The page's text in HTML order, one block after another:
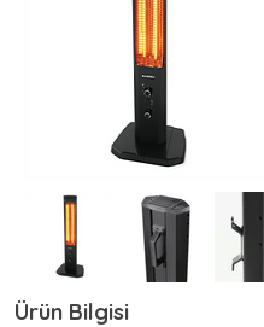
Ürün Bilgisi